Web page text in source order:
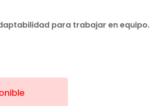
para trabajar en equipo.